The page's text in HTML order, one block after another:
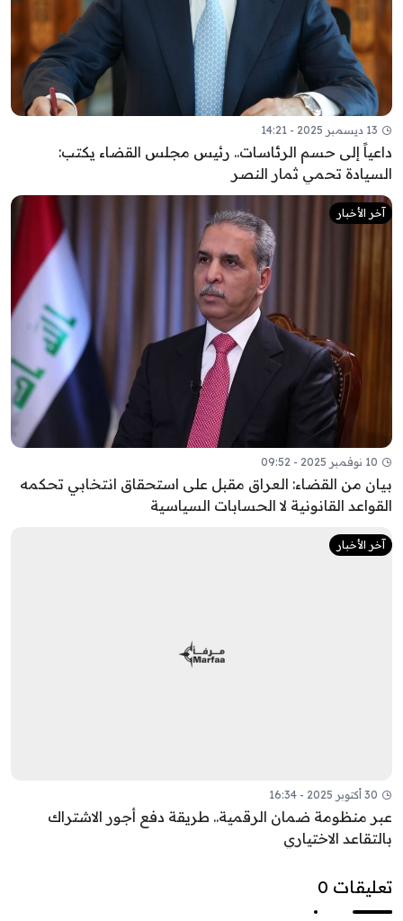
13 ديسمبر 2025 - 14:21
داعياً إلى حسم الرئاسات.. رئيس مجلس القضاء يكتب:
السيادة تحمي ثمار النصر
آخر الأخبار
10 نوفمبر 2025 - 09:52
بيان من القضاء: العراق مقبل على استحقاق انتخابي تحكمه
القواعد القانونية لا الحسابات السياسية
آخر الأخبار
30 أكتوبر 2025 - 16:34
عبر منظومة ضمان الرقمية.. طريقة دفع أجور الاشتراك
بالتقاعد الاختياري
تعليقات 0